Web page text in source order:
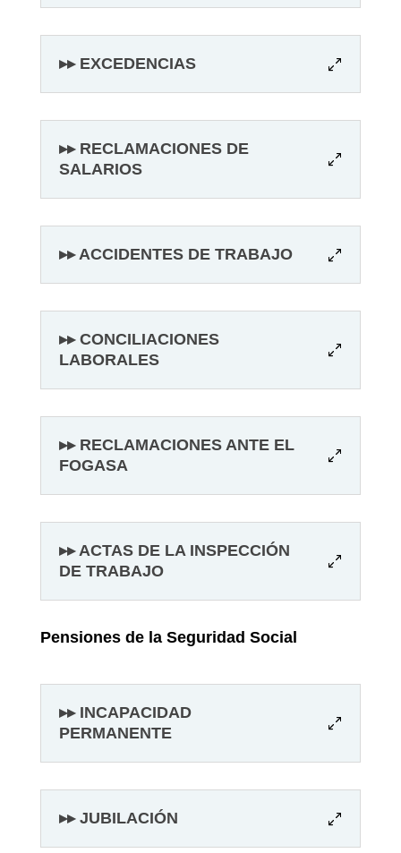
▸▸ EXCEDENCIAS
▸▸ RECLAMACIONES DE
SALARIOS
▸▸ ACCIDENTES DE TRABAJO
▸▸ CONCILIACIONES
LABORALES
▸▸ RECLAMACIONES ANTE EL
FOGASA
▸▸ ACTAS DE LA INSPECCIÓN
DE TRABAJO
Pensiones de la Seguridad Social
▸▸ INCAPACIDAD
PERMANENTE
▸▸ JUBILACIÓN